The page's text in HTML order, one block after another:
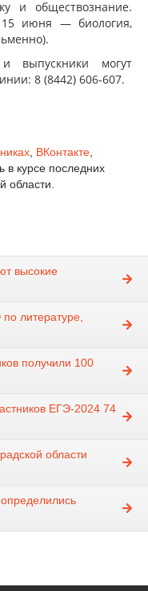
и обществознание.
15 июня — биология,
выпускники могут
8 (8442) 606-607.
ВКонтакте
в курсе последних
области.
высокие
литературе,
получили 100
ЕГЭ-2024 74
области